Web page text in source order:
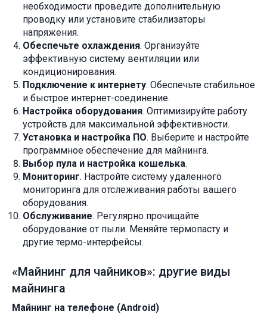
необходимости проведите дополнительную
проводку или установите стабилизаторы
напряжения.
Обеспечьте охлаждения. Организуйте
эффективную систему вентиляции или
кондиционирования.
Подключение к интернету. Обеспечьте стабильное
и быстрое интернет-соединение.
Настройка оборудования. Оптимизируйте работу
устройств для максимальной эффективности.
Установка и настройка ПО. Выберите и настройте
программное обеспечение для майнинга.
Выбор пула и настройка кошелька.
Мониторинг. Настройте систему удаленного
мониторинга для отслеживания работы вашего
оборудования.
Обслуживание. Регулярно прочищайте
оборудование от пыли. Меняйте термопасту и
другие термо-интерфейсы.
«Майнинг для чайников»: другие виды
майнинга
Майнинг на телефоне (Android)